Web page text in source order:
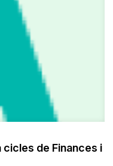
cicles de Finances i